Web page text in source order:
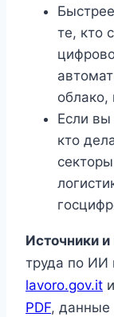
те, кто
Если
кто
Источники и
труда по ИИ
lavoro.gov.it
PDF, данные